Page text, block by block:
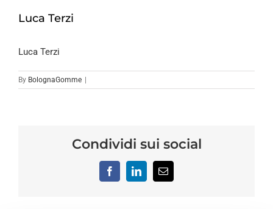
Luca Terzi
Luca Terzi
By BolognaGomme
Condividi sui social
FacebookLinkedInEmail